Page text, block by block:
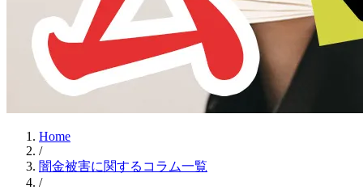
Home
/
闇金被害に関するコラム一覧
/